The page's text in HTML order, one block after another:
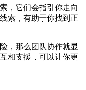
，它们会指引你走向
索，有助于你找到正
，那么团队协作就显
相支援，可以让你更